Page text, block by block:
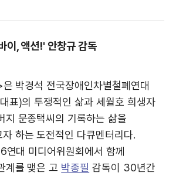
이, 액션!' 안창규 감독
박경석 전국장애인차별철폐연대
표)의 투쟁적인 삶과 세월호 희생자
지 문종택씨의 기록하는 삶을
하는 도전적인 다큐멘터리다.
연대 미디어위원회에서 함께
계를 맺은 고 박종필 감독이 30년간